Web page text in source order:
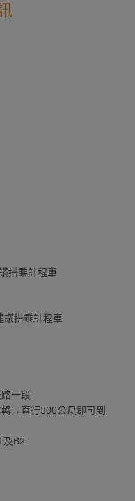
搭乘計程車
議搭乘計程車
一段
→直行300公尺即可到
及B2